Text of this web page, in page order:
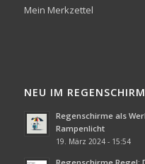
Mein Merkzettel
NEU IM
Regenschirme als
Rampenlicht
19. März 2024 - 15:54